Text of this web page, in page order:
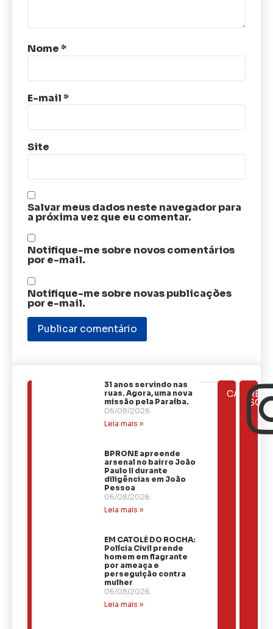
Nome*
E-mail*
Site
Salvar meus dados neste navegador para
a próxima vez que eu comentar.
Notifique-me sobre novos comentários
por e-mail.
Notifique-me sobre novas publicações
por e-mail.
31 anos servindo nas
ruas. Agora, uma nova
missão pela Paraíba.
06/08/2026
Leia mais »
BPRONE apreende
arsenal no bairro João
Paulo II durante
diligências em João
Pessoa
06/08/2026
Leia mais »
EM CATOLÉ DO ROCHA:
Polícia Civil prende
homem em flagrante
por ameaça e
perseguição contra
mulher
06/08/2026
Leia mais »